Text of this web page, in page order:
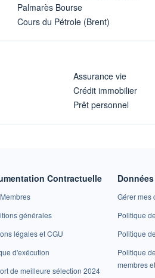
Palmarès Bourse
Cours du Pétrole (Brent)
Assurance vie
Crédit immobilier
Prêt personnel
Contractuelle
générales
légales et CGU
d'exécution
de meilleure sélection 2024
Gérer mes
Politique
Politique
Politique
membres